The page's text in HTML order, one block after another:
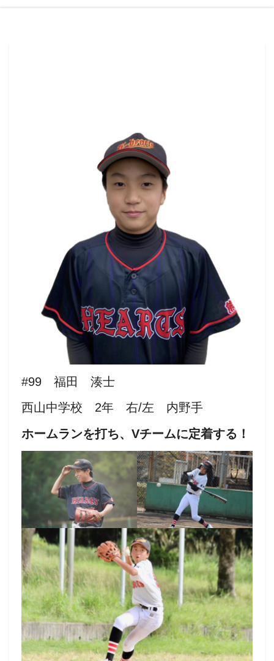
#99 福田 湊士
西山中学校 2年 右/左 内野手
ホームランを打ち、Vチームに定着する！